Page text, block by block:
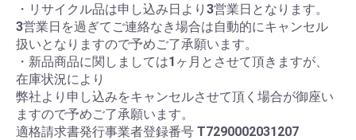
・リサイクル品は申し込み日より3営業日となります。
3営業日を過ぎてご連絡なき場合は自動的にキャンセル
扱いとなりますので予めご了承願います。
・新品商品に関しましては1ヶ月とさせて頂きますが、
在庫状況により
弊社より申し込みをキャンセルさせて頂く場合が御座い
ますので予めご了承願います。
適格請求書発行事業者登録番号 T7290002031207